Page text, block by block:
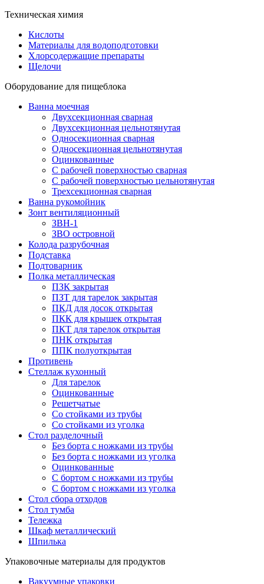
Техническая химия
Кислоты
Материалы для водоподготовки
Хлорсодержащие препараты
Щелочи
Оборудование для пищеблока
Ванна моечная
Двухсекционная сварная
Двухсекционная цельнотянутая
Односекционная сварная
Односекционная цельнотянутая
Оцинкованные
С рабочей поверхностью сварная
С рабочей поверхностью цельнотянутая
Трехсекционная сварная
Ванна рукомойник
Зонт вентиляционный
ЗВН-1
ЗВО островной
Колода разрубочная
Подставка
Подтоварник
Полка металлическая
ПЗК закрытая
ПЗТ для тарелок закрытая
ПКД для досок открытая
ПКК для крышек открытая
ПКТ для тарелок открытая
ПНК открытая
ППК полуоткрытая
Противень
Стеллаж кухонный
Для тарелок
Оцинкованные
Решетчатые
Со стойками из трубы
Со стойками из уголка
Стол разделочный
Без борта с ножками из трубы
Без борта с ножками из уголка
Оцинкованные
С бортом с ножками из трубы
С бортом с ножками из уголка
Стол сбора отходов
Стол тумба
Тележка
Шкаф металлический
Шпилька
Упаковочные материалы для продуктов
Вакуумные упаковки